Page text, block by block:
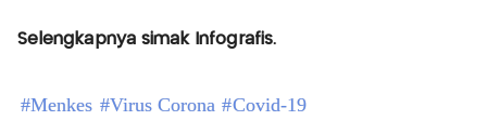
Selengkapnya simak Infografis.
#Menkes #Virus Corona #Covid-19